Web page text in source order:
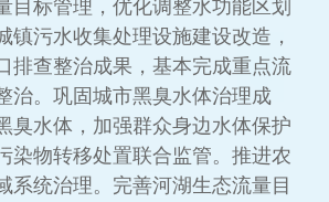
目标管理，优化调整水功能区划
镇污水收集处理设施建设改造，
排查整治成果，基本完成重点流
治。巩固城市黑臭水体治理成
臭水体，加强群众身边水体保护
染物转移处置联合监管。推进农
系统治理。完善河湖生态流量目